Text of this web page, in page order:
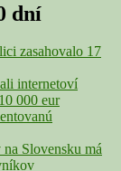
dní
zasahovalo 17
internetoví
000 eur
Slovensku má